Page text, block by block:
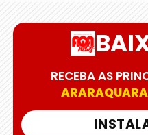
RECEBA AS
ARARAQUARA